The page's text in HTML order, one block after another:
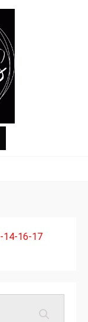
14-16-17